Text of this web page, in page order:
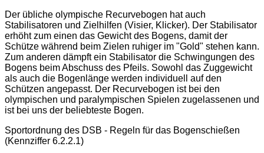
Der übliche olympische Recurvebogen hat auch
Stabilisatoren und Zielhilfen (Visier, Klicker). Der Stabilisator
erhöht zum einen das Gewicht des Bogens, damit der
Schütze während beim Zielen ruhiger im "Gold" stehen kann.
Zum anderen dämpft ein Stabilisator die Schwingungen des
Bogens beim Abschuss des Pfeils. Sowohl das Zuggewicht
als auch die Bogenlänge werden individuell auf den
Schützen angepasst. Der Recurvebogen ist bei den
olympischen und paralympischen Spielen zugelassenen und
ist bei uns der beliebteste Bogen.
Sportordnung des DSB - Regeln für das Bogenschießen
(Kennziffer 6.2.2.1)